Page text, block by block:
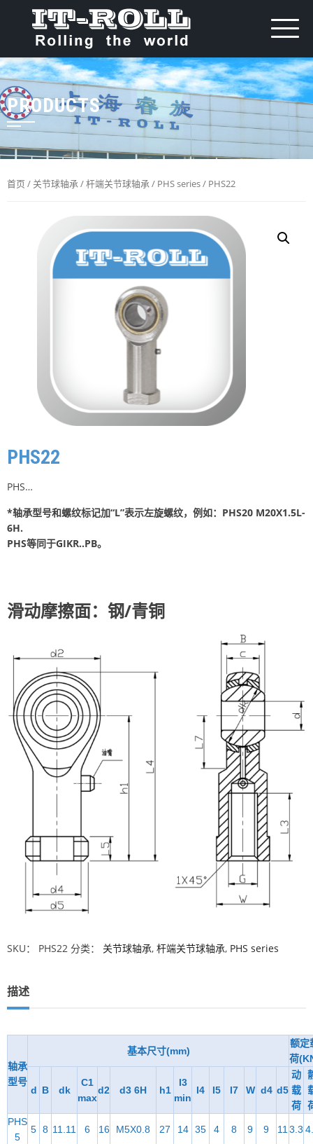
PRODUCTS
首页 / 关节球轴承/杆端关节球轴承/ PHS series/ PHS22
PHS22
PHS…
*轴承型号和螺纹标记加“L”表示左旋螺纹，例如：PHS20 M20X1.5L-
6H.
PHS等同于GIKR..PB。
滑动摩擦面：钢/青铜
SKU： PHS22 分类： 关节球轴承, 杆端关节球轴承, PHS series
描述
轴承
型号
基本尺寸(mm)
额定
荷
d B dk
C1
max
d2 d3 6H h1
I3
min
I4 I5 I7 W d4 d5
动
载
荷
PHS
5
5 8 11.11 6 16 M5X0.8 27 14 35 4 8 9 9 113.3